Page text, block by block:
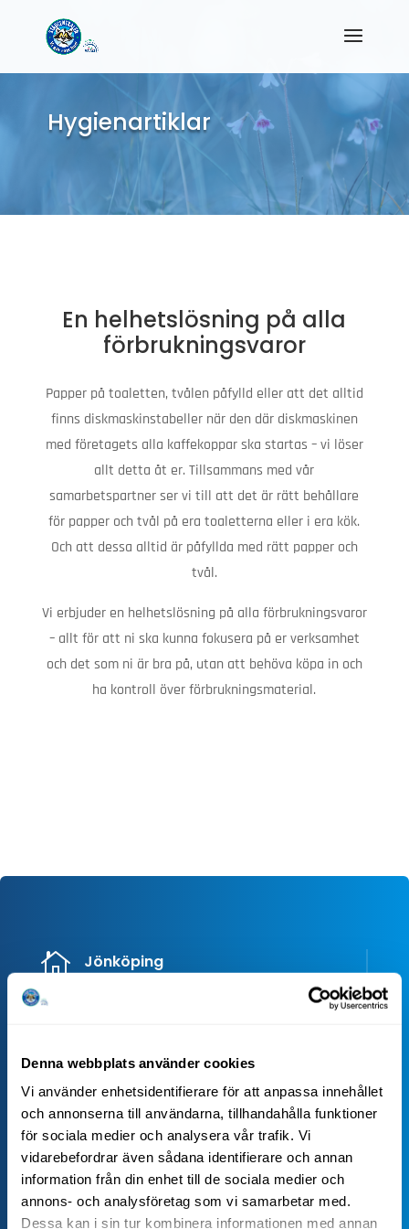
Denna webbplats använder cookies
Vi använder enhetsidentifierare för att anpassa innehållet
och annonserna till användarna, tillhandahålla funktioner
för sociala medier och analysera vår trafik. Vi
vidarebefordrar även sådana identifierare och annan
information från din enhet till de sociala medier och
annons- och analysföretag som vi samarbetar med.
Dessa kan i sin tur kombinera informationen med annan
Hygienartiklar
En helhetslösning på alla
förbrukningsvaror
Papper på toaletten, tvålen påfylld eller att det alltid
finns diskmaskinstabeller när den där diskmaskinen
med företagets alla kaffekoppar ska startas – vi löser
allt detta åt er. Tillsammans med vår
samarbetspartner ser vi till att det är rätt behållare
för papper och tvål på era toaletterna eller i era kök.
Och att dessa alltid är påfyllda med rätt papper och
tvål.
Vi erbjuder en helhetslösning på alla förbrukningsvaror
– allt för att ni ska kunna fokusera på er verksamhet
och det som ni är bra på, utan att behöva köpa in och
ha kontroll över förbrukningsmaterial.
 Jönköping
553 03 Jönköping
 Höglandet
Småländska Städ på Höglandet AB
Tel:0382-34 400